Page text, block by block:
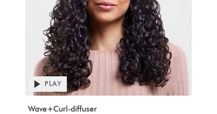
Transcript
Open
video
transcript
PLAY
Wave+Curl-diffuser